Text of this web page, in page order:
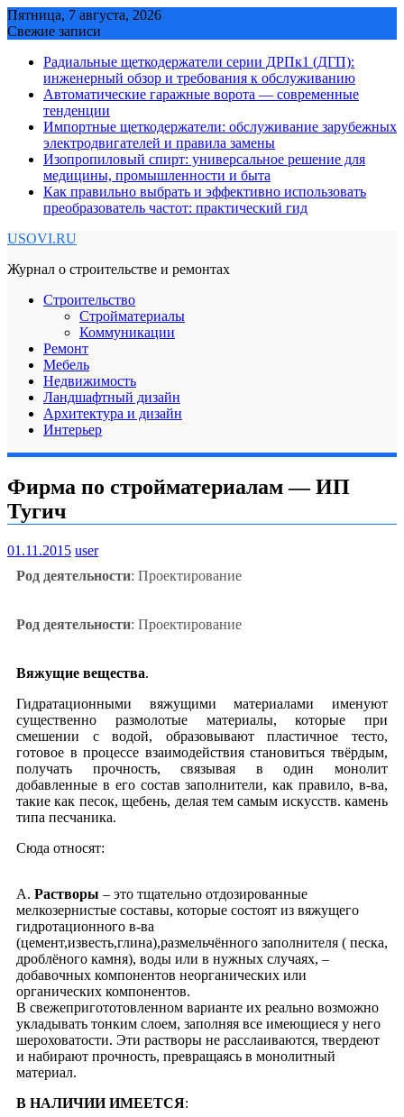
Skip
to
Пятница, 7 августа, 2026
Свежие записи
Радиальные щеткодержатели серии ДРПк1 (ДГП):
инженерный обзор и требования к обслуживанию
Автоматические гаражные ворота — современные
тенденции
Импортные щеткодержатели: обслуживание зарубежных
электродвигателей и правила замены
Изопропиловый спирт: универсальное решение для
медицины, промышленности и быта
Как правильно выбрать и эффективно использовать
преобразователь частот: практический гид
USOVI.RU
Журнал о строительстве и ремонтах
Строительство
Стройматериалы
Коммуникации
Ремонт
Мебель
Недвижимость
Ландшафтный дизайн
Архитектура и дизайн
Интерьер
Фирма по стройматериалам — ИП
Тугич
01.11.2015 user
Род деятельности: Проектирование
Род деятельности: Проектирование
Вяжущие вещества.
Гидратационными вяжущими материалами именуют
существенно размолотые материалы, которые при
смешении с водой, образовывают пластичное тесто,
готовое в процессе взаимодействия становиться твёрдым,
получать прочность, связывая в один монолит
добавленные в его состав заполнители, как правило, в-ва,
такие как песок, щебень, делая тем самым искусств. камень
типа песчаника.
Cюда относят:
А. Растворы – это тщательно отдозированные
мелкозернистые составы, которые состоят из вяжущего
гидротационного в-ва
(цемент,известь,глина),размельчённого заполнителя ( песка,
дроблёного камня), воды или в нужных случаях, –
добавочных компонентов неорганических или
органических компонентов.
В свежепригототовленном варианте их реально возможно
укладывать тонким слоем, заполняя все имеющиеся у него
шероховатости. Эти растворы не расслаиваются, твердеют
и набирают прочность, превращаясь в монолитный
материал.
В НАЛИЧИИ ИМЕЕТСЯ: